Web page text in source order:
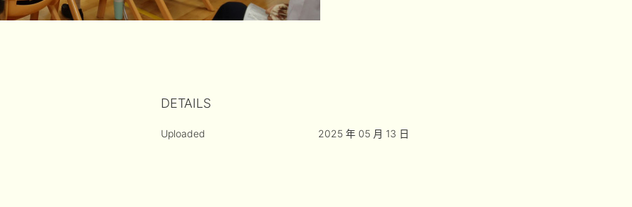
DETAILS
Uploaded 2025 年 05 月 13 日